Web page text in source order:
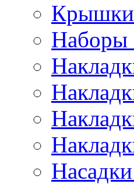
Крышки
Наборы